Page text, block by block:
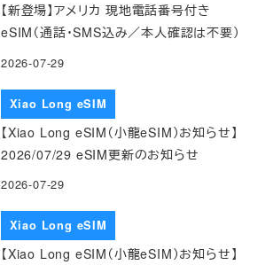
【新登場】アメリカ 現地電話番号付き
eSIM（通話・SMS込み／本人確認は不要）
2026-07-29
Xiao Long eSIM
【Xiao Long eSIM（小龍eSIM）お知らせ】
2026/07/29 eSIM更新のお知らせ
2026-07-29
Xiao Long eSIM
【Xiao Long eSIM（小龍eSIM）お知らせ】